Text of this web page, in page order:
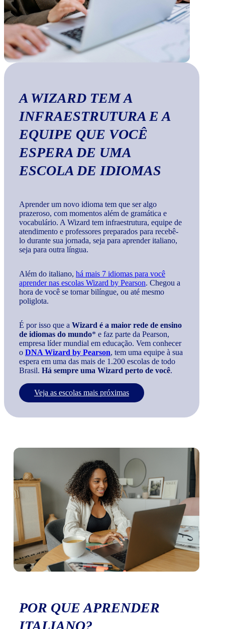
A WIZARD TEM A
INFRAESTRUTURA E A
EQUIPE QUE VOCÊ
ESPERA DE UMA
ESCOLA DE IDIOMAS
Aprender um novo idioma tem que ser algo
prazeroso, com momentos além de gramática e
vocabulário. A Wizard tem infraestrutura, equipe de
atendimento e professores preparados para recebê-
lo durante sua jornada, seja para aprender italiano,
seja para outra língua.
Além do italiano, há mais 7 idiomas para você
aprender nas escolas Wizard by Pearson. Chegou a
hora de você se tornar bilíngue, ou até mesmo
poliglota.
É por isso que a Wizard é a maior rede de ensino
de idiomas do mundo* e faz parte da Pearson,
empresa líder mundial em educação. Vem conhecer
o DNA Wizard by Pearson, tem uma equipe à sua
espera em uma das mais de 1.200 escolas de todo
Brasil. Há sempre uma Wizard perto de você.
Veja as escolas mais próximas
POR QUE APRENDER
ITALIANO?